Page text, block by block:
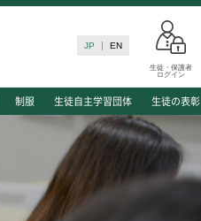
JP EN
生徒・保護者
ログイン
ADMISSION
入試・入学案内
入試日程・出願資格
入試要項・出願書類
学校説明会
制服 生徒自主学習団体 生徒の表彰